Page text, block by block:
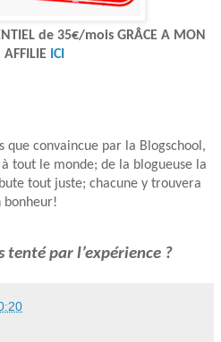
de 35€/mois GRÂCE A MON
AFFILIE ICI
que convaincue par la Blogschool,
tout le monde; de la blogueuse la
tout juste; chacune y trouvera
bonheur!
tenté par l’expérience ?